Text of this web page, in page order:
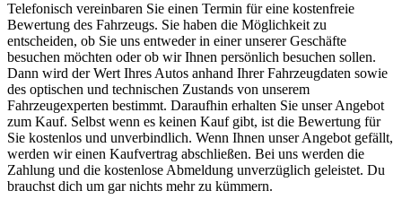
Telefonisch vereinbaren Sie einen Termin für eine kostenfreie
Bewertung des Fahrzeugs. Sie haben die Möglichkeit zu
entscheiden, ob Sie uns entweder in einer unserer Geschäfte
besuchen möchten oder ob wir Ihnen persönlich besuchen sollen.
Dann wird der Wert Ihres Autos anhand Ihrer Fahrzeugdaten sowie
des optischen und technischen Zustands von unserem
Fahrzeugexperten bestimmt. Daraufhin erhalten Sie unser Angebot
zum Kauf. Selbst wenn es keinen Kauf gibt, ist die Bewertung für
Sie kostenlos und unverbindlich. Wenn Ihnen unser Angebot gefällt,
werden wir einen Kaufvertrag abschließen. Bei uns werden die
Zahlung und die kostenlose Abmeldung unverzüglich geleistet. Du
brauchst dich um gar nichts mehr zu kümmern.